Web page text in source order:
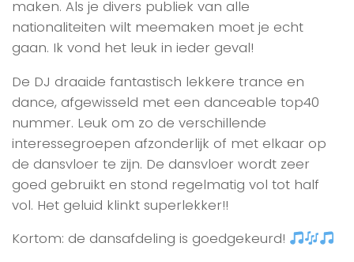
maken. Als je divers publiek van alle
nationaliteiten wilt meemaken moet je echt
gaan. Ik vond het leuk in ieder geval!
De DJ draaide fantastisch lekkere trance en
dance, afgewisseld met een danceable top40
nummer. Leuk om zo de verschillende
interessegroepen afzonderlijk of met elkaar op
de dansvloer te zijn. De dansvloer wordt zeer
goed gebruikt en stond regelmatig vol tot half
vol. Het geluid klinkt superlekker!!
Kortom: de dansafdeling is goedgekeurd!